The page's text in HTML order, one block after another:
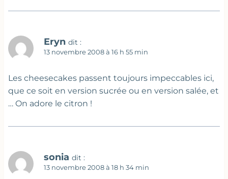
Eryn dit :
13 novembre 2008 à 16 h 55 min
Les cheesecakes passent toujours impeccables ici,
que ce soit en version sucrée ou en version salée, et
… On adore le citron !
sonia dit :
13 novembre 2008 à 18 h 34 min